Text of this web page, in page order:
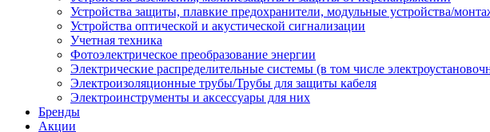
Устройства защиты, плавкие предохранители, модульные устройства/
Устройства оптической и акустической сигнализации
Учетная техника
Фотоэлектрическое преобразование энергии
Электрические распределительные системы (в том числе
Электроизоляционные трубы/Трубы для защиты кабеля
Электроинструменты и аксессуары для них
Бренды
Акции